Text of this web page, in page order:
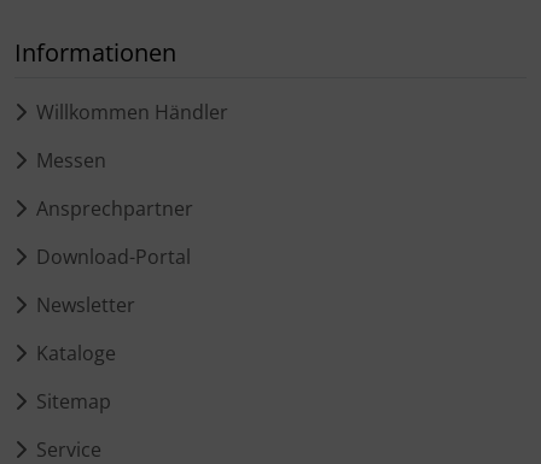
Informationen
Willkommen Händler
Messen
Ansprechpartner
Download-Portal
Newsletter
Kataloge
Sitemap
Service